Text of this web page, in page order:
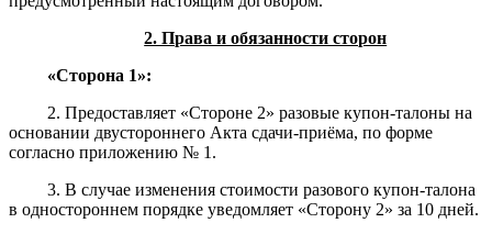
2. Права и обязанности сторон
«Сторона 1»:
2. Предоставляет «Стороне 2» разовые купон-талоны на
основании двустороннего Акта сдачи-приёма, по форме
согласно приложению № 1.
3. В случае изменения стоимости разового купон-талона
в одностороннем порядке уведомляет «Сторону 2» за 10 дней.